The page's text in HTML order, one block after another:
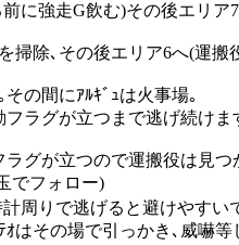
に強走G飲む)その後エリア7
掃除､その後エリア6へ(運搬
の間にｱﾙｷﾞｭは火事場｡
ラグが立つまで逃げ続けま
グが立つので運搬役は見
でフォロー)
周りで逃げると避けやすい
はその場で引っかき､威嚇等